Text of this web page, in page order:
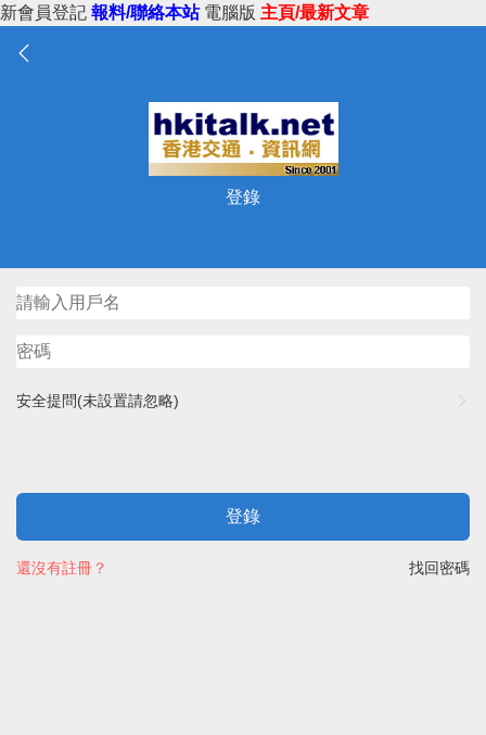
新會員登記 報料/聯絡本站 電腦版 主頁/最新文章
登錄
安全提問(未設置請忽略)
登錄
找回密碼
還沒有註冊？